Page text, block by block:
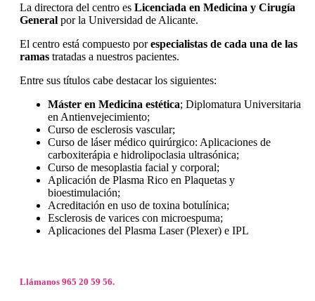
La directora del centro es Licenciada en Medicina y Cirugía
General por la Universidad de Alicante.
El centro está compuesto porespecialistas de cada una de las
ramas tratadas a nuestros pacientes.
Entre sus títulos cabe destacar los siguientes:
Máster en Medicina estética; Diplomatura Universitaria
en Antienvejecimiento;
Curso de esclerosis vascular;
Curso de láser médico quirúrgico: Aplicaciones de
carboxiterápia e hidrolipoclasia ultrasónica;
Curso de mesoplastia facial y corporal;
Aplicación de Plasma Rico en Plaquetas y
bioestimulación;
Acreditación en uso de toxina botulínica;
Esclerosis de varices con microespuma;
Aplicaciones del Plasma Laser (Plexer) e IPL
Llámanos 965 20 59 56.